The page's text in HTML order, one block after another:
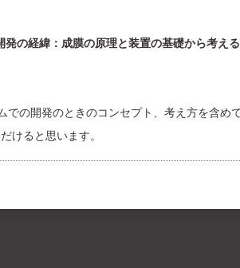
経緯：成膜の原理と装置の基礎から考える
の開発のときのコンセプト、考え方を含め
けると思います。